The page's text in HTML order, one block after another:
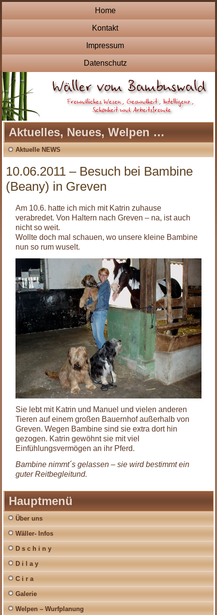
Home
Kontakt
Impressum
Datenschutz
Aktuelles, Neues, Welpen …
Aktuelle NEWS
10.06.2011 – Besuch bei Bambine
(Beany) in Greven
Am 10.6. hatte ich mich mit Katrin zuhause
verabredet. Von Haltern nach Greven – na, ist auch
nicht so weit.
Wollte doch mal schauen, wo unsere kleine Bambine
nun so rum wuselt.
Sie lebt mit Katrin und Manuel und vielen anderen
Tieren auf einem großen Bauernhof außerhalb von
Greven. Wegen Bambine sind sie extra dort hin
gezogen. Katrin gewöhnt sie mit viel
Einfühlungsvermögen an ihr Pferd.
Bambine nimmt´s gelassen – sie wird bestimmt ein
guter Reitbegleitund.
Hauptmenü
Über uns
Wäller- Infos
D s c h i n y
D i l a y
C i r a
Galerie
Welpen – Wurfplanung